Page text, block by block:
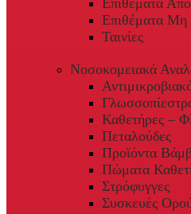
Επιθέματα
Επιθέματα Μη
Ταινίες
Νοσοκομειακά
Καθετήρες –
Πεταλούδες
Προϊόντα
Πώματα
Στρόφυγγες
Συσκευές